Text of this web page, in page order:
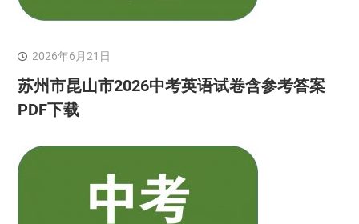
2026年6月21日
苏州市昆山市2026中考英语试卷含参考答案
PDF下载